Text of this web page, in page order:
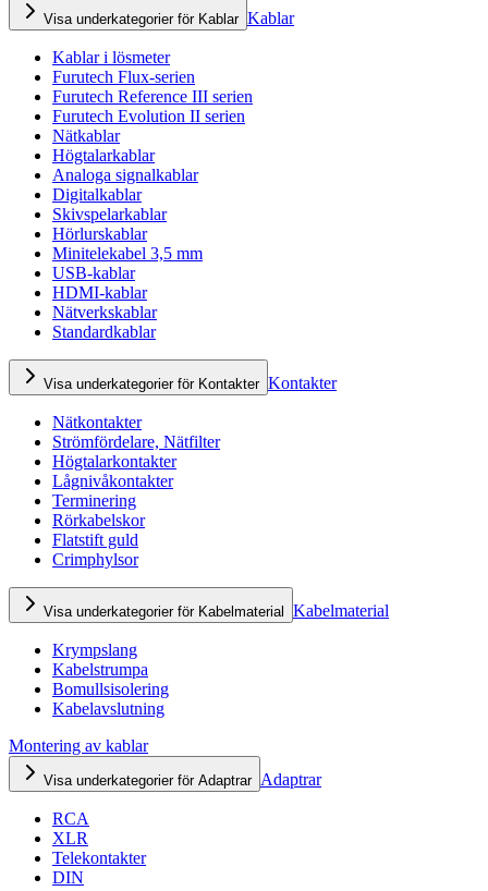
Visa underkategorier för Kablar Kablar
Kablar i lösmeter
Furutech Flux-serien
Furutech Reference III serien
Furutech Evolution II serien
Nätkablar
Högtalarkablar
Analoga signalkablar
Digitalkablar
Skivspelarkablar
Hörlurskablar
Minitelekabel 3,5 mm
USB-kablar
HDMI-kablar
Nätverkskablar
Standardkablar
Visa underkategorier för Kontakter Kontakter
Nätkontakter
Strömfördelare, Nätfilter
Högtalarkontakter
Lågnivåkontakter
Terminering
Rörkabelskor
Flatstift guld
Crimphylsor
Visa underkategorier för Kabelmaterial Kabelmaterial
Krympslang
Kabelstrumpa
Bomullsisolering
Kabelavslutning
Montering av kablar
Visa underkategorier för Adaptrar Adaptrar
RCA
XLR
Telekontakter
DIN